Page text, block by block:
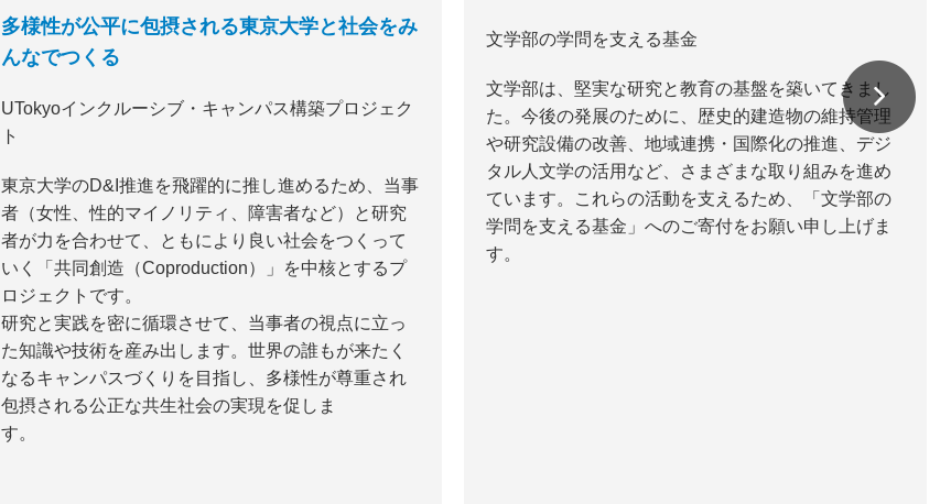
多様性が公平に包摂される東京大学と社会をみ
んなでつくる
UTokyoインクルーシブ・キャンパス構築プロジェク
ト
東京大学のD&I推進を飛躍的に推し進めるため、当事
者（女性、性的マイノリティ、障害者など）と研究
者が力を合わせて、ともにより良い社会をつくって
いく「共同創造（Coproduction）」を中核とするプ
ロジェクトです。
研究と実践を密に循環させて、当事者の視点に立っ
た知識や技術を産み出します。世界の誰もが来たく
なるキャンパスづくりを目指し、多様性が尊重され
包摂される公正な共生社会の実現を促しま
す。
文学部の学問を支える基金
文学部は、堅実な研究と教育の基盤を築いてきまし
た。今後の発展のために、歴史的建造物の維持管理
や研究設備の改善、地域連携・国際化の推進、デジ
タル人文学の活用など、さまざまな取り組みを進め
ています。これらの活動を支えるため、「文学部の
学問を支える基金」へのご寄付をお願い申し上げま
す。